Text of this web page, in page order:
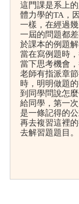
這門課是系上
體力學的TA，
一樣，在經過
一屆的問題都
於課本的例題
當在寫例題時
當下思考機會
老師有指派章
時，明明做題
到同學問說怎
給同學，第一
是一條記得的
再去複習這裡
去解習題題目。